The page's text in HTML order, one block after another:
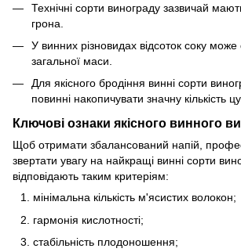
Технічні сорти винограду зазвичай
грона.
У винних різновидах відсоток соку може
загальної маси.
Для якісного бродіння винні сорти
повинні накопичувати значну кількість
Ключові ознаки якісного винного
Щоб отримати збалансований напій,
звертати увагу на найкращі винні сорти
відповідають таким критеріям:
мінімальна кількість м'ясистих волокон;
гармонія кислотності;
стабільність плодоношення;